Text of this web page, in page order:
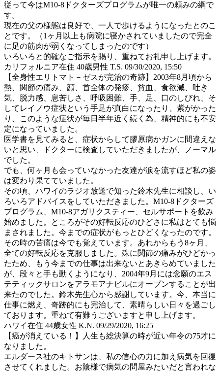
従って今はM10-8ドクターズプログラムが唯一の頼みの綱で
す。
現在の父の様態は良好で、一人で歩けるようになったとのこ
とです。（1ヶ月以上も病院に寝かされていましたので完全
に足の筋肉が弱くなってしまったのです）
いろいろと的確なご指示を賜り、重ねてお礼申し上げます。
カリフォルニア在住 40歳男性 T.S. 09/30/2020, 15:50
【全身性エリトマト－ゼスが完治の奇跡】2003年8月頃から
熱、関節の痛み、顔、首全体の発疹、貧血、食欲減、吐き
気、脱力感、息苦しさ、呼吸困難、手、足、口のしびれ、そ
してレイノウ症状という手足が真白になったり、紫がかった
り、このような症状が毎日半年近く続く為、精神的にも不安
定になっていました。
医学書を見てみると、症状からして膠原病かガンに間違えな
いと思い、ドクターに検査していただきましたが、ノーマル
でした。
でも、何ヶ月も会っていなかった友達が涙を流すほど私の姿
は変わり果てていました。
その頃、ハワイのラジオ放送で知った鈴木先生に相談し、い
ろいろアドバイスをしていただきました。M10-8ドクターズ
プログラム、M10-8アガリクスティー、セルサポートを飲み
始めました。ところがその好転反応のひどさに私はとても悩
まされました。今までの症状がもっとひどくなったのです。
その時の苦痛は今でも覚えています。あれからもう8ヶ月、
全ての好転反応を克服しました。殊に関節の痛みがひどかっ
たため、もう今までの仕事は出来ないとあきらめていました
が、段々と手も動くようになり、2004年9月には念願のエス
テティックサロンをアラモアナビルにオープンすることが出
来たのでした。鈴木先生心から感謝しています。今、本当に
仕事に燃え、奇跡的にも完治して、素晴らしい日々を過ごし
ております。重ねて有難うございますと申し上げます。
ハワイ在住 44歳女性 K.N. 09/29/2020, 16:25
【癌が消えている！】人生も総決算の時が近い年令の75才に
なりました。
エルダース社のキトサンは、私の信心の力に加え病気を回復
させてくれました。お陰様で病気の問屋みたいだと言われな